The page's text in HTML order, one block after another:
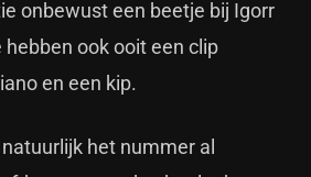
onbewust een beetje bij Igorr
ook ooit een clip
en een kip.
het nummer al